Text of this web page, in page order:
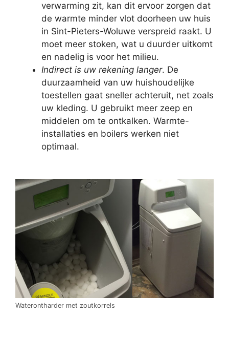
verwarming zit, kan dit ervoor zorgen dat
de warmte minder vlot doorheen uw huis
in Sint-Pieters-Woluwe verspreid raakt. U
moet meer stoken, wat u duurder uitkomt
en nadelig is voor het milieu.
Indirect is uw rekening langer. De
duurzaamheid van uw huishoudelijke
toestellen gaat sneller achteruit, net zoals
uw kleding. U gebruikt meer zeep en
middelen om te ontkalken. Warmte-
installaties en boilers werken niet
optimaal.
Waterontharder met zoutkorrels